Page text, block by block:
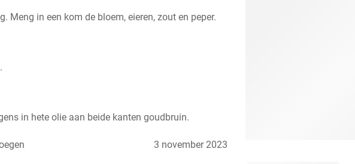
Meng in een kom de bloem, eieren, zout en peper.
in hete olie aan beide kanten goudbruin.
3 november 2023